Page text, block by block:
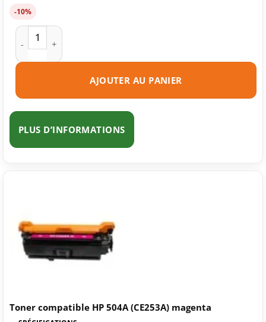
-10%
quantité de Toner compatible HP 504A (CE252A) jaune
AJOUTER AU PANIER
PLUS D’INFORMATIONS
Toner compatible HP 504A (CE253A) magenta